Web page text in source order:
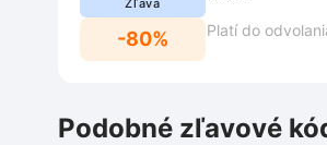
Zľava
-80%
Platí do
Podobné zľavové